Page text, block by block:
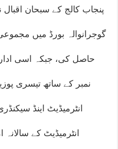
گوجرانوالہ بورڈ میں
نمبر کے ساتھ تیسری
انٹرمیڈیٹ اینڈ